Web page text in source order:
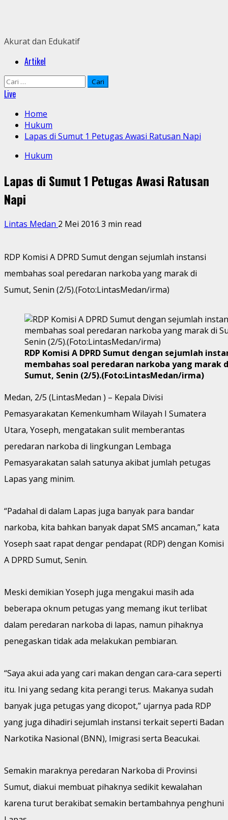
Akurat dan Edukatif
PrimaryArtikel
Cari
untuk:
Live
Home
Hukum
Lapas di Sumut 1 Petugas Awasi Ratusan Napi
Hukum
Lapas di Sumut 1 Petugas Awasi Ratusan
Napi
Lintas Medan 2 Mei 2016 3 min read
RDP Komisi A DPRD Sumut dengan sejumlah instansi
membahas soal peredaran narkoba yang marak di
Sumut, Senin (2/5).(Foto:LintasMedan/irma)
RDP Komisi A DPRD Sumut dengan sejumlah
membahas soal peredaran narkoba yang marak
Sumut, Senin (2/5).(Foto:LintasMedan/irma)
Medan, 2/5 (LintasMedan ) – Kepala Divisi
Pemasyarakatan Kemenkumham Wilayah I Sumatera
Utara, Yoseph, mengatakan sulit memberantas
peredaran narkoba di lingkungan Lembaga
Pemasyarakatan salah satunya akibat jumlah petugas
Lapas yang minim.
“Padahal di dalam Lapas juga banyak para bandar
narkoba, kita bahkan banyak dapat SMS ancaman,” kata
Yoseph saat rapat dengar pendapat (RDP) dengan Komisi
A DPRD Sumut, Senin.
Meski demikian Yoseph juga mengakui masih ada
beberapa oknum petugas yang memang ikut terlibat
dalam peredaran narkoba di lapas, namun pihaknya
penegaskan tidak ada melakukan pembiaran.
“Saya akui ada yang cari makan dengan cara-cara seperti
itu. Ini yang sedang kita perangi terus. Makanya sudah
banyak juga petugas yang dicopot,” ujarnya pada RDP
yang juga dihadiri sejumlah instansi terkait seperti Badan
Narkotika Nasional (BNN), Imigrasi serta Beacukai.
Semakin maraknya peredaran Narkoba di Provinsi
Sumut, diakui membuat pihaknya sedikit kewalahan
karena turut berakibat semakin bertambahnya penghuni